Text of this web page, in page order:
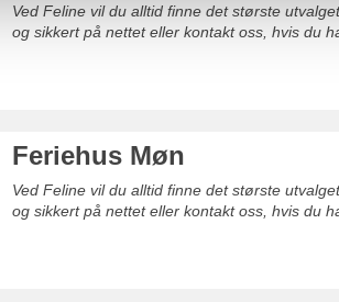
Ved Feline vil du alltid finne det største
og sikkert på nettet eller kontakt oss, hvis du
Feriehus Møn
Ved Feline vil du alltid finne det største
og sikkert på nettet eller kontakt oss, hvis du